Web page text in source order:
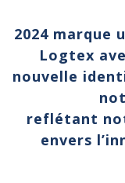
2024 marque
Logtex
nouvelle
reflétant
envers